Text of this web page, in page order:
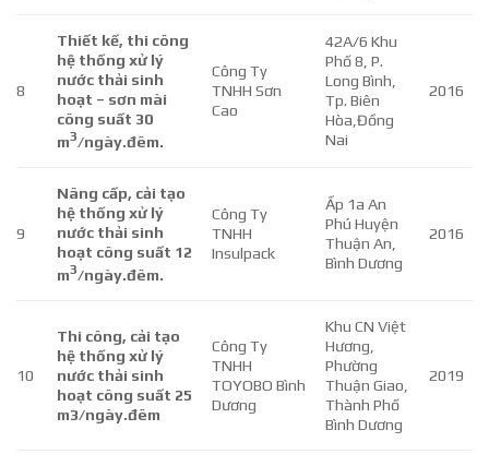
8
Thiết kế, thi công
hệ thống xử lý
nước thải sinh
hoạt – sơn mài
công suất 30
m3/ngày.đêm.
Công Ty
TNHH Sơn
Cao
42A/6 Khu
Phố 8, P.
Long Bình,
Tp. Biên
Hòa,Đồng
Nai
2016
9
Nâng cấp, cải tạo
hệ thống xử lý
nước thải sinh
hoạt công suất 12
m3/ngày.đêm.
Công Ty
TNHH
Insulpack
Ấp 1a An
Phú Huyện
Thuận An,
Bình Dương
2016
10
Thi công, cải tạo
hệ thống xử lý
nước thải sinh
hoạt công suất 25
m3/ngày.đêm
Công Ty
TNHH
TOYOBO Bình
Dương
Khu CN Việt
Hương,
Phường
Thuận Giao,
Thành Phố
Bình Dương
2019